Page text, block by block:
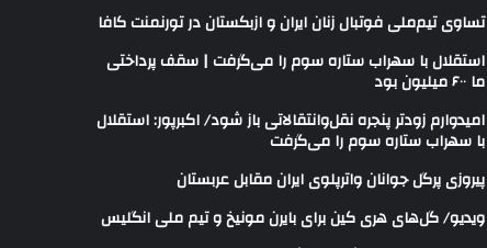
تساوی تیم‌ملی فوتبال زنان ایران و ازبکستان در تورنمنت کافا
استقلال با سهراب ستاره سوم را می‌گرفت | سقف پرداختی
ما ۶۰۰ میلیون بود
امیدوارم زودتر پنجره نقل‌وانتقالاتی باز شود/ اکبرپور: استقلال
با سهراب ستاره سوم را می‌گرفت
پیروزی پرگل جوانان واترپلوی ایران مقابل عربستان
ویدیو/ گل‌های هری‌ کین برای بایرن مونیخ و تیم ملی انگلیس